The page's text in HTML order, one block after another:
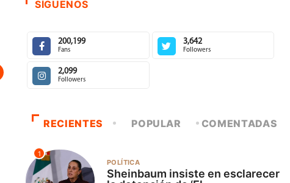
SÍGUENOS
200,199
Fans
3,642
Followers
2,099
Followers
RECIENTES POPULAR COMENTADAS
1
POLÍTICA
Sheinbaum insiste en esclarecer